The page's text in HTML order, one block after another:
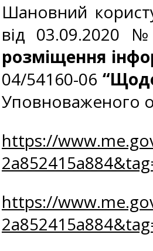
Шановний
від 03.09.2020
розміщення
04/54160-06
Уповноваженого
https://
https://